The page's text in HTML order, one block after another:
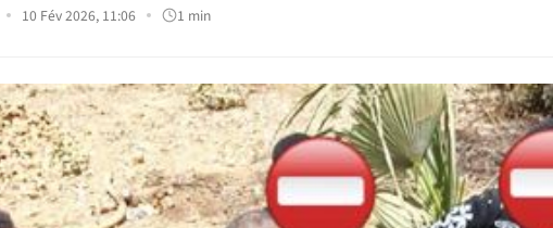
10 Fév 2026, 11:06 1 min